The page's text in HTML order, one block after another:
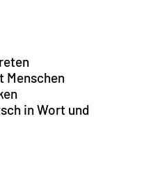
Menschen
in Wort und